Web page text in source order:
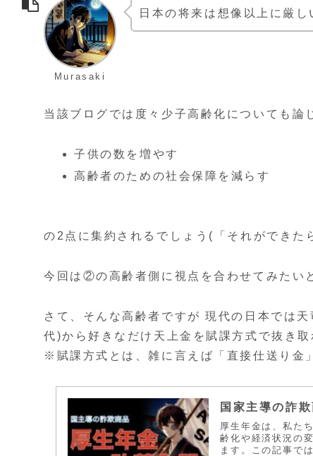
Murasaki
日本の将来は想像以上に厳
当該ブログでは度々少子高齢化についても論
子供の数を増やす
高齢者のための社会保障を減らす
の2点に集約されるでしょう(「それができた
今回は②の高齢者側に視点を合わせてみたい
さて、そんな高齢者ですが 現代の日本では
代)から好きなだけ天上金を賦課方式で抜き取
※賦課方式とは、雑に言えば「直接仕送り金
国家主導の詐
厚生年金は、私た
齢化や経済状況の
ます。この記事で